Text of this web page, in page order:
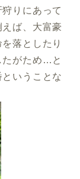
りにあって
ば、大富豪
落としたり
たがため…と
いうことな